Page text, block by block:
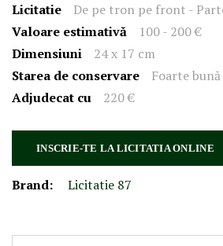
Licitatie
De pe tron pe front -
Valoare estimativă
100 - 200 €
Dimensiuni
24 x 17 cm
Starea de conservare
Foarte bună
Adjudecat cu
220 €
INSCRIE-TE LA LICITATIA ONLINE
Brand: Licitatie 87